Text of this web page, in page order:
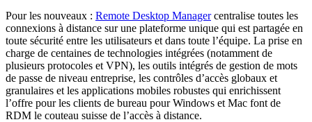
Pour les nouveaux : Remote Desktop Managercentralise toutes les
connexions à distance sur une plateforme unique qui est partagée en
toute sécurité entre les utilisateurs et dans toute l’équipe. La prise en
charge de centaines de technologies intégrées (notamment de
plusieurs protocoles et VPN), les outils intégrés de gestion de mots
de passe de niveau entreprise, les contrôles d’accès globaux et
granulaires et les applications mobiles robustes qui enrichissent
l’offre pour les clients de bureau pour Windows et Mac font de
RDM le couteau suisse de l’accès à distance.